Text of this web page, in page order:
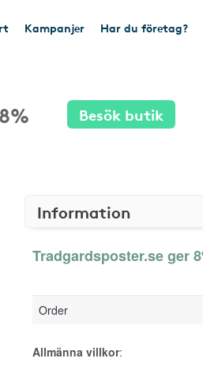
Kampanjer Har du företag?
Besök butik
Information
Tradgardsposter.se ger
Order
Allmänna villkor: